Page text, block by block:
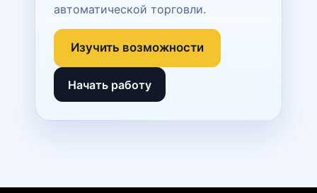
автоматической торговли.
Изучить возможности
Начать работу